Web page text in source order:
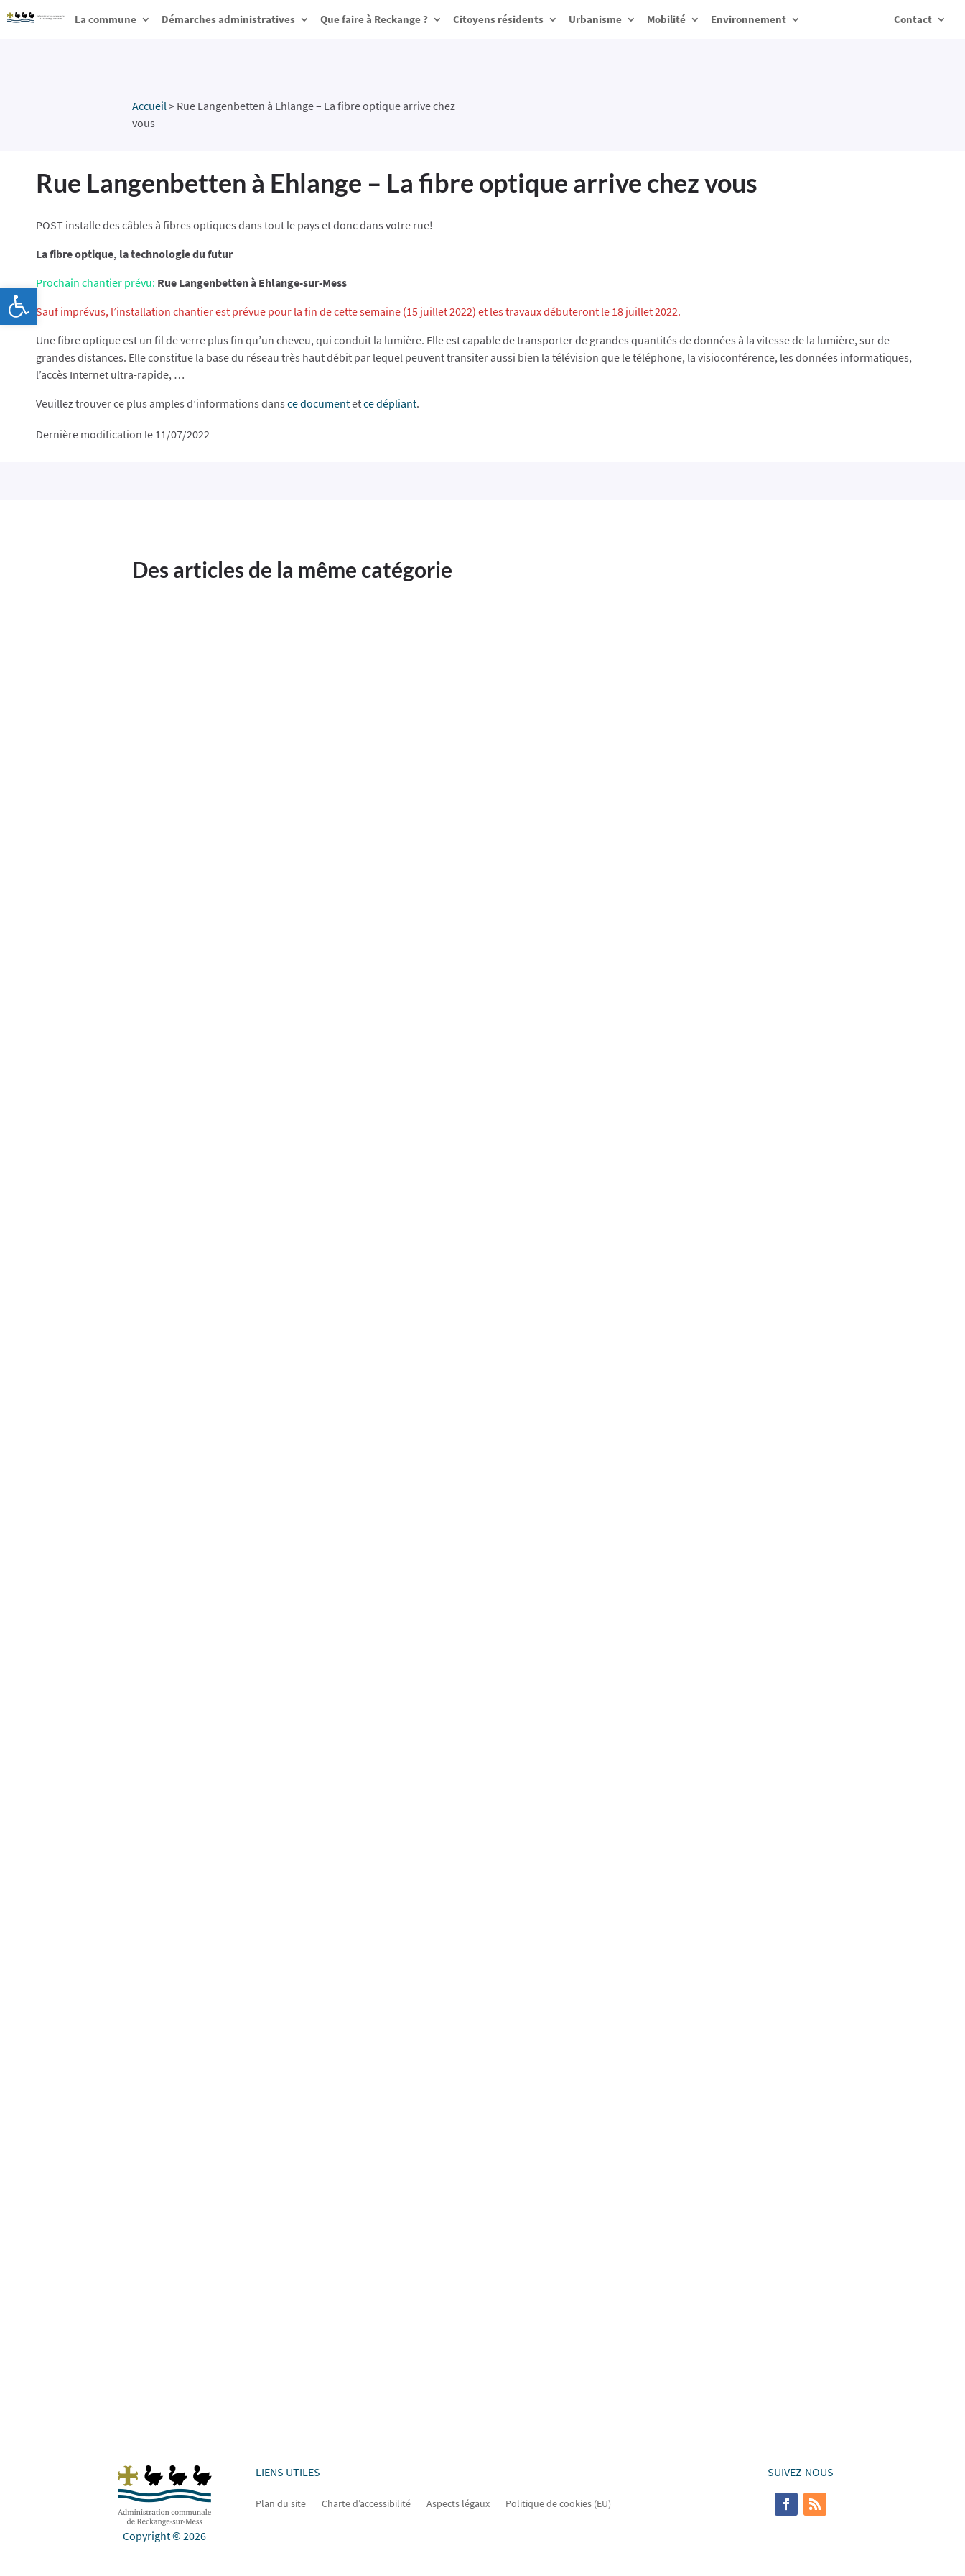
La commune Démarches administratives Que faire à Reckange ? Citoyens résidents Urbanisme Mobilité Environnement Contact
Accueil > Rue Langenbetten à Ehlange – La fibre optique arrive chez
vous
Rue Langenbetten à Ehlange – La fibre optique arrive chez vous
POST installe des câbles à fibres optiques dans tout le pays et donc dans votre rue!
La fibre optique, la technologie du futur
Prochain chantier prévu: Rue Langenbetten à Ehlange-sur-Mess
Sauf imprévus, l’installation chantier est prévue pour la fin de cette semaine (15 juillet 2022) et les travaux débuteront le 18 juillet 2022.
Une fibre optique est un fil de verre plus fin qu’un cheveu, qui conduit la lumière. Elle est capable de transporter de grandes quantités de données à la vitesse de la lumière, sur de
grandes distances. Elle constitue la base du réseau très haut débit par lequel peuvent transiter aussi bien la télévision que le téléphone, la visioconférence, les données informatiques,
l’accès Internet ultra-rapide, …
Veuillez trouver ce plus amples d’informations dans ce documentetce dépliant.
Dernière modification le 11/07/2022
Des articles de la même catégorie
Copyright © 2026
LIENS UTILES
Plan du site Charte d’accessibilité Aspects légaux Politique de cookies (EU)
SUIVEZ-NOUS
Ouvrir la barre d’outils